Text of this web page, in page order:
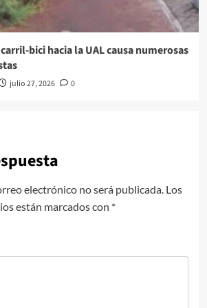
bici hacia la UAL causa numerosas
julio 27, 2026 0
electrónico no será publicada. Los
están marcados con *